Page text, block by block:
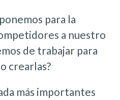
para la
a nuestro
de trabajar para
crearlas?
más importantes